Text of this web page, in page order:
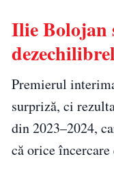
Ilie Bolojan
Premierul
surpriză, ci
din 2023–2024,
că orice